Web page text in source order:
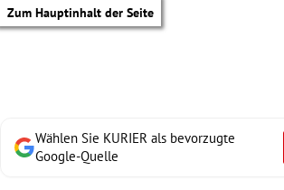
Zum Hauptinhalt der Seite
Wählen Sie KURIER als bevorzugte
Google-Quelle